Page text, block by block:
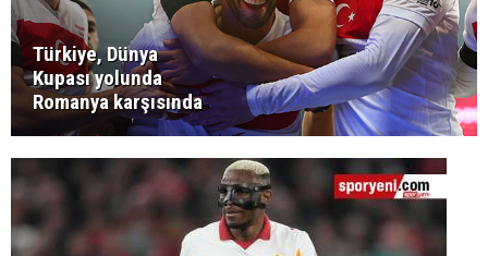
Türkiye, Dünya
Kupası yolunda
Romanya karşısında